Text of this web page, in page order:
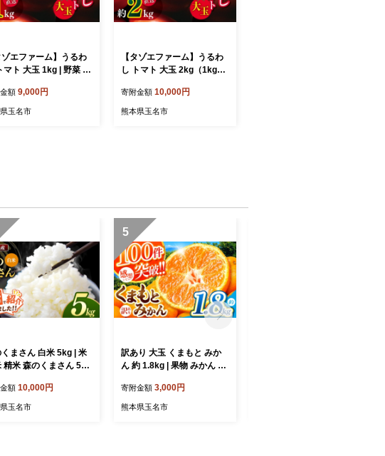
ゾエファーム】うるわ
マト 大玉 1kg | 野菜 や
名市
額 9,000円
玉名市
【タゾエファーム】うるわ
し トマト 大玉 2kg（1kg×
地直送 熊本県 玉名市
寄附金額 10,000円
熊本県玉名市
まさん 白米 5kg | 米
精米 森のくまさん 5キ
玉名市
額 10,000円
玉名市
5
訳あり 大玉 くまもと みか
ん 約 1.8kg | 果物 みかん く
かん 柑橘 みかん 柑橘類 み
かん ミカン 家庭用 みかん
寄附金額 3,000円
熊本県玉名市